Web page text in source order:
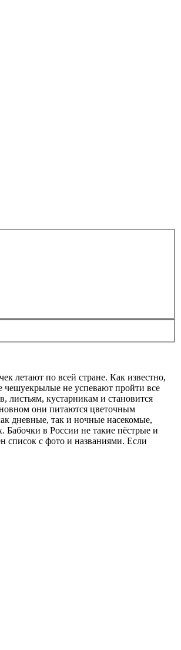
летают по всей стране. Как известно,
чешуекрылые не успевают пройти все
листьям, кустарникам и становится
они питаются цветочным
дневные, так и ночные насекомые,
в России не такие пёстрые и
список с фото и названиями. Если